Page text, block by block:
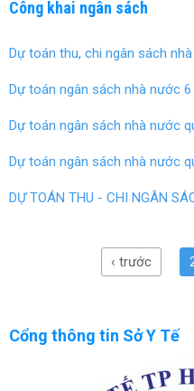
Công khai ngân sách
Dự toán thu, chi ngân sách
Dự toán ngân sách nhà nước
Dự toán ngân sách nhà nước
Dự toán ngân sách nhà nước
DỰ TOÁN THU - CHI NGÂN
‹ trước
Cổng thông tin Sở Y Tế